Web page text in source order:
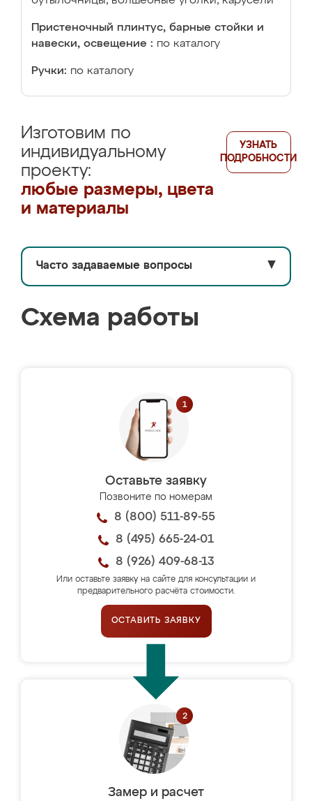
Пристеночный плинтус, барные стойки и
навески, освещение : по каталогу
Ручки: по каталогу
Изготовим по
индивидуальному
проекту:
любые размеры, цвета
и материалы
УЗНАТЬ
ПОДРОБНОСТИ
Часто задаваемые вопросы ▼
Схема работы
Оставьте заявку
Позвоните по номерам
8 (800) 511-89-55
8 (495) 665-24-01
8 (926) 409-68-13
Или оставьте заявку на сайте для консультации и
предварительного расчёта стоимости.
ОСТАВИТЬ ЗАЯВКУ
Замер и расчет